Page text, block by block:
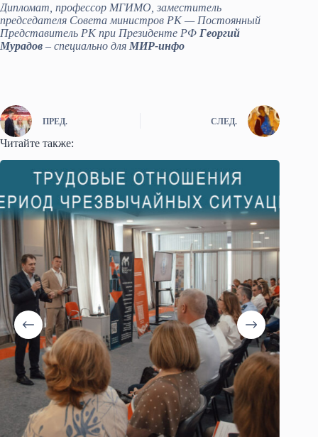
Дипломат, профессор МГИМО, заместитель
председателя Совета министров РК — Постоянный
Представитель РК при Президенте РФ Георгий
Мурадов – специально для МИР-инфо
ПРЕД. СЛЕД.
Читайте также: